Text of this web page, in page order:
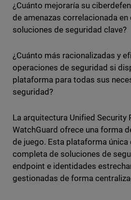
¿Cuánto mejoraría su
de amenazas correlacionada en
soluciones de seguridad clave?
¿Cuánto más racionalizadas y
operaciones de seguridad si
plataforma para todas sus
seguridad?
La arquitectura Unified Security
WatchGuard ofrece una forma
de juego. Esta plataforma única
completa de soluciones de
endpoint e identidades
gestionadas de forma